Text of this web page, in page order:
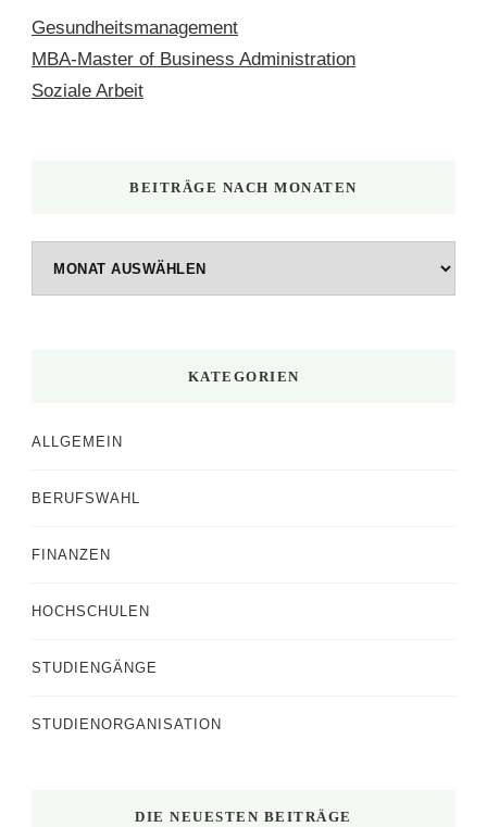
Gesundheitsmanagement
MBA-Master of Business Administration
Soziale Arbeit
BEITRÄGE NACH MONATEN
KATEGORIEN
ALLGEMEIN
BERUFSWAHL
FINANZEN
HOCHSCHULEN
STUDIENGÄNGE
STUDIENORGANISATION
DIE NEUESTEN BEITRÄGE